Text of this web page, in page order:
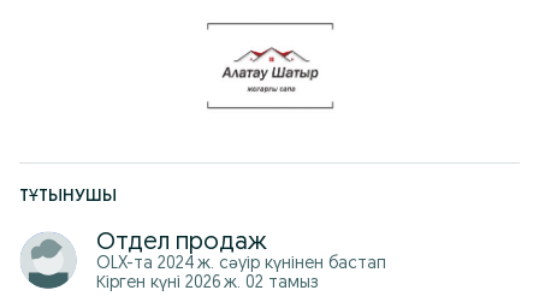
Получите замер и точный расчет БЕСПЛАТНО
Предусмотрено доставка в другие регионы Казахстана
ТҰТЫНУШЫ
Отдел продаж
OLX-та 2024 ж. сәуір күнінен бастап
Кірген күні 2026 ж. 02 тамыз